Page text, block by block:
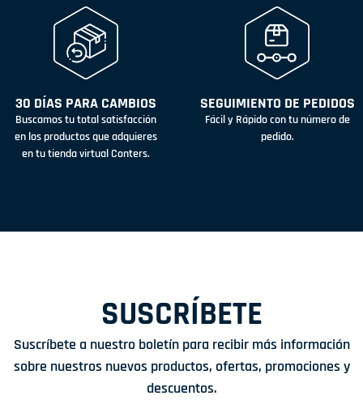
30 DÍAS PARA CAMBIOS
Buscamos tu total satisfacción
en los productos que adquieres
en tu tienda virtual Conters.
SEGUIMIENTO DE PEDIDOS
Fácil y Rápido con tu número de
pedido.
SUSCRÍBETE
Suscríbete a nuestro boletín para recibir más información
sobre nuestros nuevos productos, ofertas, promociones y
descuentos.